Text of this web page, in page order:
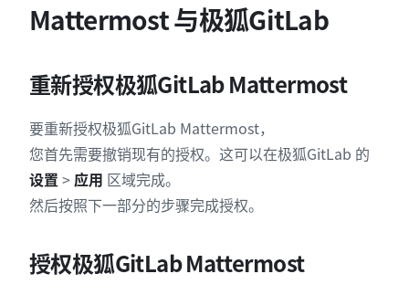
Mattermost 与极狐GitLab
重新授权极狐GitLab Mattermost
要重新授权极狐GitLab Mattermost，
您首先需要撤销现有的授权。这可以在极狐GitLab 的
设置 >应用 区域完成。
然后按照下一部分的步骤完成授权。
授权极狐GitLab Mattermost